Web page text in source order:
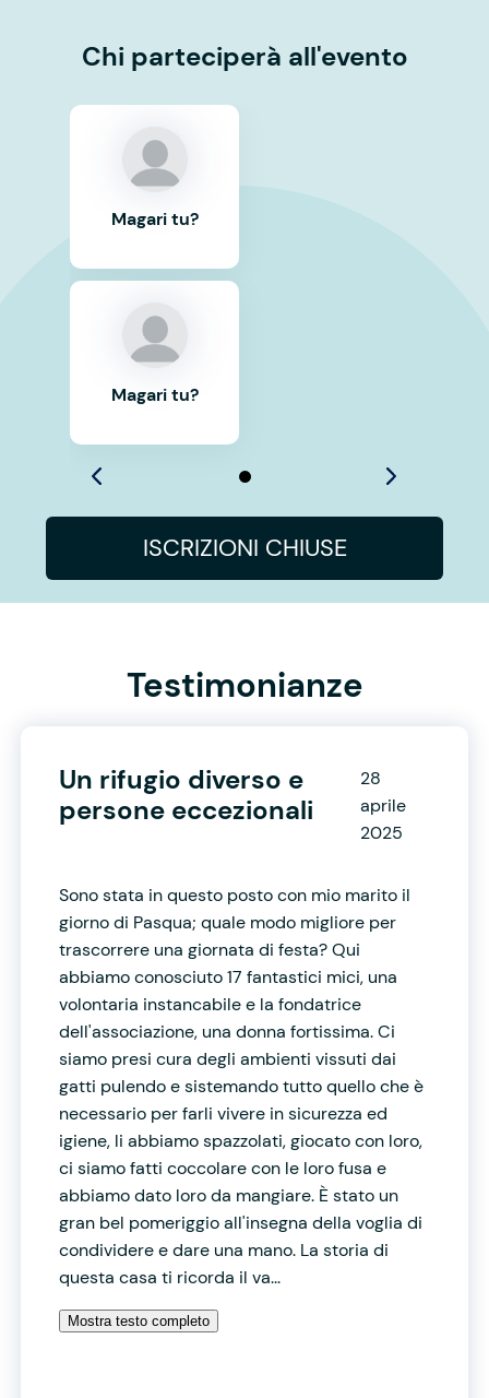
Chi parteciperà all'evento
Magari tu?
Magari tu?
ISCRIZIONI CHIUSE
Testimonianze
Un rifugio diverso e
persone eccezionali
28
aprile
2025
Sono stata in questo posto con mio marito il
giorno di Pasqua; quale modo migliore per
trascorrere una giornata di festa? Qui
abbiamo conosciuto 17 fantastici mici, una
volontaria instancabile e la fondatrice
dell'associazione, una donna fortissima. Ci
siamo presi cura degli ambienti vissuti dai
gatti pulendo e sistemando tutto quello che è
necessario per farli vivere in sicurezza ed
igiene, li abbiamo spazzolati, giocato con loro,
ci siamo fatti coccolare con le loro fusa e
abbiamo dato loro da mangiare. È stato un
gran bel pomeriggio all'insegna della voglia di
condividere e dare una mano. La storia di
questa casa ti ricorda il va...
Mostra testo completo